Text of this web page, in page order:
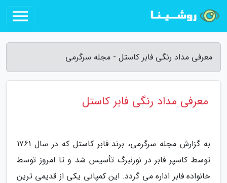
معرفی مداد رنگی فابر کاستل - مجله سرگرمی
معرفی مداد رنگی فابر کاستل
به گزارش مجله سرگرمی، برند فابر کاستل که در سال 1761
توسط کاسپر فابر در نورنبرگ تأسیس شد و تا امروز توسط
خانواده فابر اداره می گردد. این کمپانی یکی از قدیمی ترین